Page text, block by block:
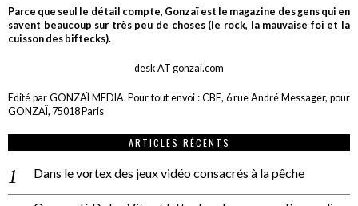
Parce que seul le détail compte, Gonzaï est le magazine des gens qui en
savent beaucoup sur très peu de choses (le rock, la mauvaise foi et la
cuisson des biftecks).
desk AT gonzai.com
Edité par GONZAÏ MEDIA. Pour tout envoi : CBE, 6 rue André Messager, pour
GONZAÏ, 75018 Paris
ARTICLES RÉCENTS
Dans le vortex des jeux vidéo consacrés à la pêche